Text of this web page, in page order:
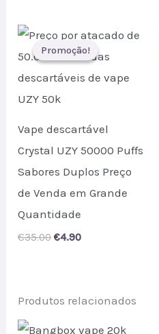
Promoção!
Promoção!
Vape descartável
Crystal UZY 50000 Puffs
Sabores Duplos Preço
de Venda em Grande
Quantidade
€35.00 Original
€4.90Current
Produtos relacionados